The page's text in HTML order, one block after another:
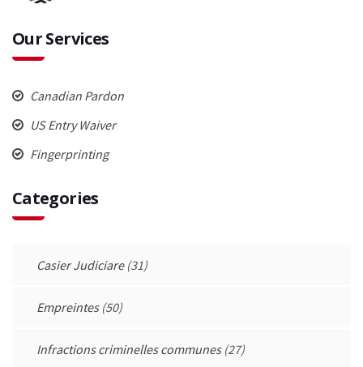
Our Services
Canadian Pardon
US Entry Waiver
Fingerprinting
Categories
Casier Judiciare(31)
Empreintes(50)
Infractions criminelles communes(27)